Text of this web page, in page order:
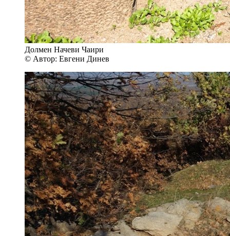
Долмен Начеви Чаири
© Автор: Евгени Динев